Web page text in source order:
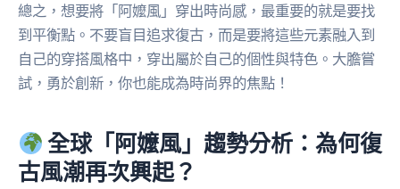
總之，想要將「阿嬤風」穿出時尚感，最重要的就是要找
到平衡點。不要盲目追求復古，而是要將這些元素融入到
自己的穿搭風格中，穿出屬於自己的個性與特色。大膽嘗
試，勇於創新，你也能成為時尚界的焦點！
全球「阿嬤風」趨勢分析：為何復
古風潮再次興起？